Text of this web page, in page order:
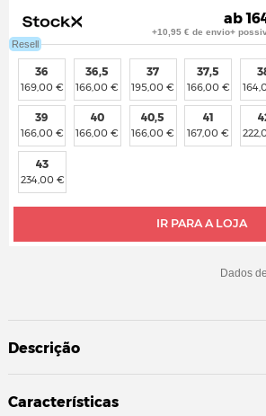
Resell
ab
+10,95 € de envio+
IR PARA A LOJA
36
169,00 €
36,5
166,00 €
37
195,00 €
37,5
166,00 €
39
166,00 €
40
166,00 €
40,5
166,00 €
41
167,00 €
43
234,00 €
Dados
Descrição
Características